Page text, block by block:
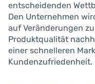
entscheidenden
Den Unternehmen
auf Veränderungen
Produktqualität
einer schnelleren
Kundenzufriedenheit.